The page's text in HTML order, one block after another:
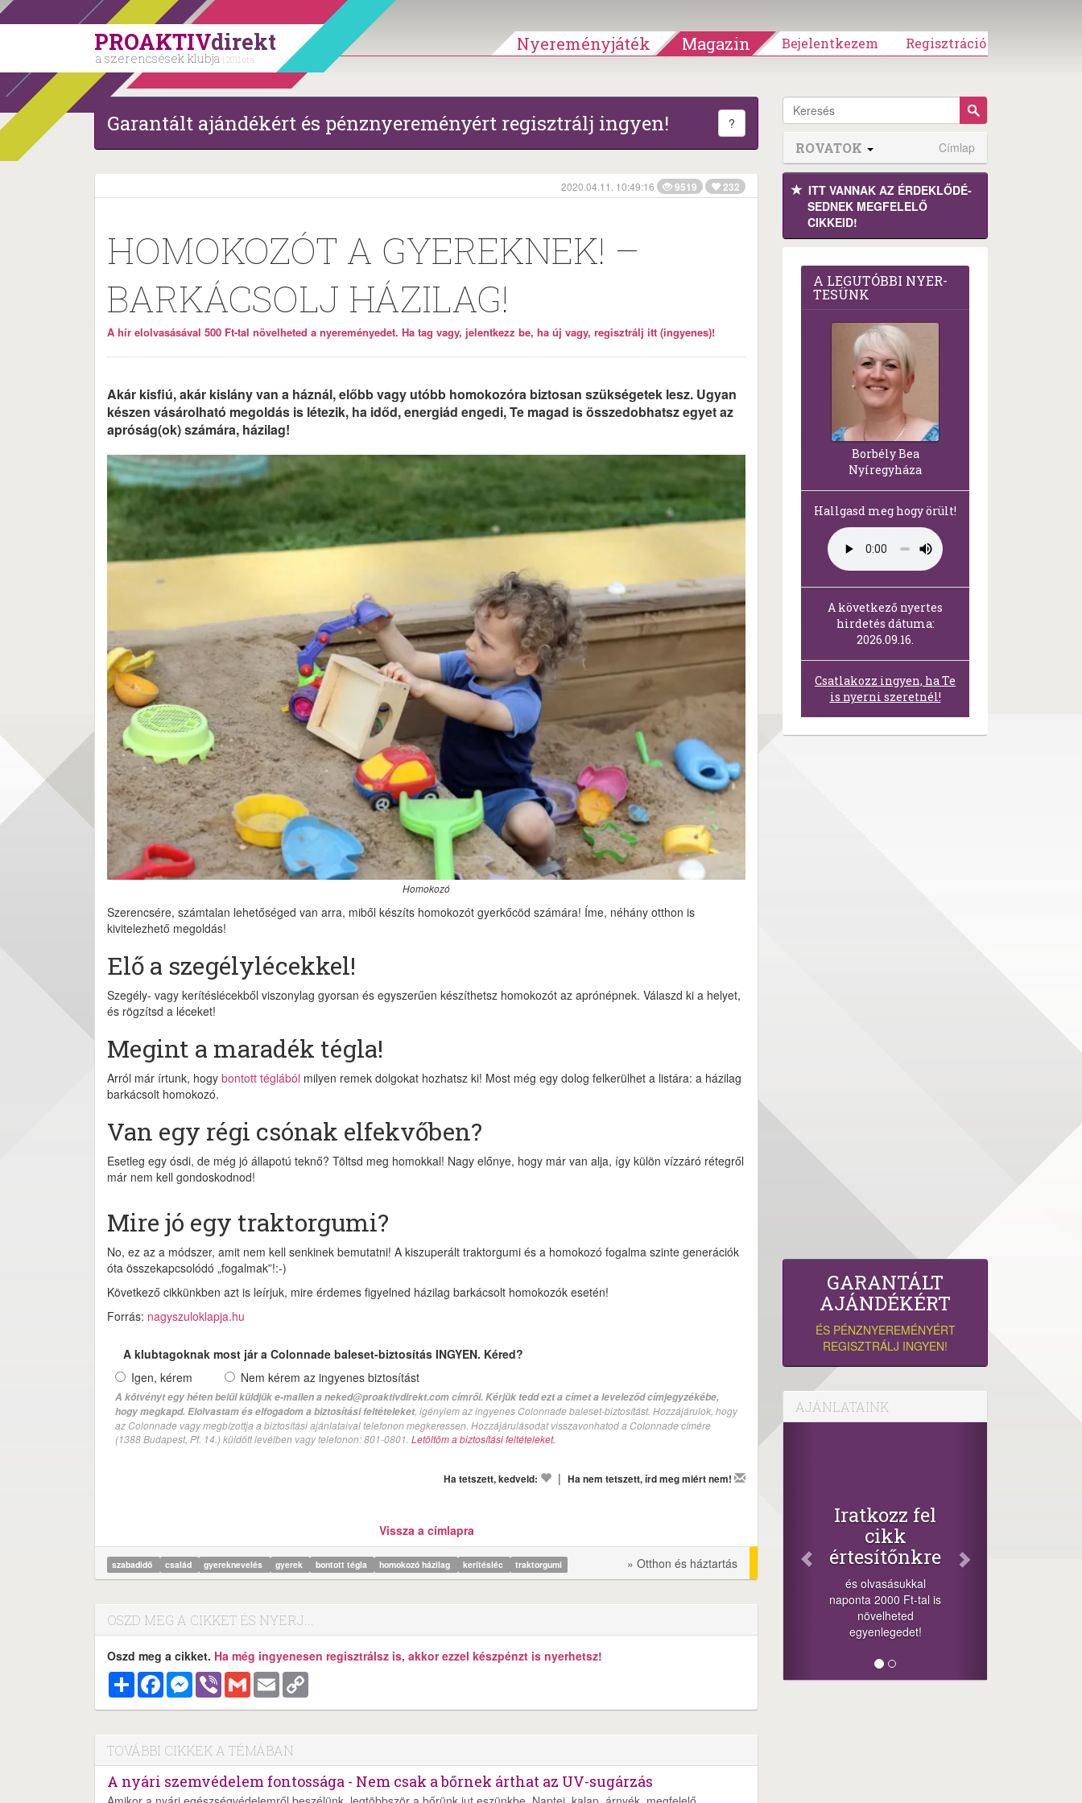
PROAKTIVdirekt
a szerencsések klubja | 2011 óta
Nyereményjáték Magazin Bejelentkezem Regisztráció
Garantált ajándékért és pénznyereményért regisztrálj ingyen! ?
2020.04.11. 10:49:16 9519 232
HOMOKOZÓT A GYEREKNEK! –
BARKÁCSOLJ HÁZILAG!
A hír elolvasásával 500 Ft-tal növelheted a nyereményedet. Ha tag vagy, jelentkezz be, ha új vagy, regisztrálj itt (ingyenes)!
Akár kisfiú, akár kislány van a háznál, előbb vagy utóbb homokozóra biztosan szükségetek lesz. Ugyan
készen vásárolható megoldás is létezik, ha időd, energiád engedi, Te magad is összedobhatsz egyet az
apróság(ok) számára, házilag!
Homokozó
Szerencsére, számtalan lehetőséged van arra, miből készíts homokozót gyerkőcöd számára! Íme, néhány otthon is
kivitelezhető megoldás!
Elő a szegélylécekkel!
Szegély- vagy kerítéslécekből viszonylag gyorsan és egyszerűen készíthetsz homokozót az aprónépnek. Válaszd ki a helyet,
és rögzítsd a léceket!
Megint a maradék tégla!
Arról már írtunk, hogy bontott téglából milyen remek dolgokat hozhatsz ki! Most még egy dolog felkerülhet a listára: a házilag
barkácsolt homokozó.
Van egy régi csónak elfekvőben?
Esetleg egy ósdi, de még jó állapotú teknő? Töltsd meg homokkal! Nagy előnye, hogy már van alja, így külön vízzáró rétegről
már nem kell gondoskodnod!
Mire jó egy traktorgumi?
No, ez az a módszer, amit nem kell senkinek bemutatni! A kiszuperált traktorgumi és a homokozó fogalma szinte generációk
óta összekapcsolódó „fogalmak”!:-)
Következő cikkünkben azt is leírjuk, mire érdemes figyelned házilag barkácsolt homokozók esetén!
Forrás: nagyszuloklapja.hu
A klubtagoknak most jár a Colonnade baleset-biztosítás INGYEN. Kéred?
Igen, kérem
Nem kérem az ingyenes biztosítást
A kötvényt egy héten belül küldjük e-mailen a neked@proaktivdirekt.com címről. Kérjük tedd ezt a címet a leveleződ címjegyzékébe,
hogy megkapd. Elolvastam és elfogadom a biztosítási feltételeket, igénylem az ingyenes Colonnade baleset-biztosítást. Hozzájárulok, hogy
az Colonnade vagy megbízottja a biztosítási ajánlataival telefonon megkeressen. Hozzájárulásodat visszavonhatod a Colonnade címére
(1388 Budapest, Pf. 14.) küldött levélben vagy telefonon: 801-0801. Letöltöm a biztosítási feltételeket.
Ha tetszett, kedveld: | Ha nem tetszett, írd meg miért nem!
Vissza a címlapra
szabadidő család gyereknevelés gyerek bontott tégla homokozó házilag kerítésléc traktorgumi » Otthon és háztartás
OSZD MEG A CIKKET ÉS NYERJ...
Oszd meg a cikket. Ha még ingyenesen regisztrálsz is, akkor ezzel készpénzt is nyerhetsz!
MegosztásFacebookMessenger
Viber Gmail Email
TOVÁBBI CIKKEK A TÉMÁBAN
A nyári szemvédelem fontossága - Nem csak a bőrnek árthat az UV-sugárzás
ROVATOK Címlap
ITT VANNAK AZ ÉRDEK­LŐDÉ­
SEDNEK MEGFE­LELŐ
CIKKEID!
A LEG­U­TÓB­BI NYER­
TE­SÜNK
Borbély Bea
Nyíregyháza
Hallgasd meg hogy örült!
A következő nyertes
hirdetés dátuma:
2026.09.16.
Csatlakozz ingyen, ha Te
is nyerni szeretnél!
GARANTÁLT
AJÁNDÉKÉRT
ÉS PÉNZNYEREMÉNYÉRT
REGISZTRÁLJ INGYEN!
AJÁNLATAINK
Iratkozz fel
értesítőnkre
és olvasásukkal
naponta 2000 Ft-tal is
sorsolás napján! A